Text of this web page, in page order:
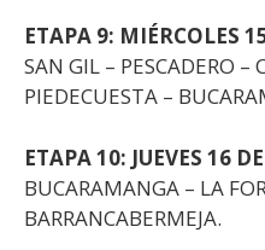
ETAPA 9: MIÉRCOLES
SAN GIL – PESCADERO –
PIEDECUESTA –
ETAPA 10: JUEVES 16
BUCARAMANGA – LA
BARRANCABERMEJA.